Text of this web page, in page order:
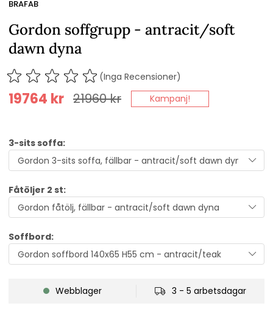
BRAFAB
Gordon soffgrupp - antracit/soft
dawn dyna
(Inga Recensioner)
21960kr
19764 kr Kampanj!
3-sits soffa:
Fåtöljer 2 st:
Soffbord:
Webblager 3 - 5 arbetsdagar